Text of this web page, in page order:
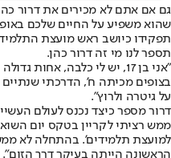
שהוא משפיע על החיים שלכם
תפקידו כיושב ראש מועצת
תספר לנו מי זה דרור כהן.
"אני בן 17, יש לי כלבה,
בצופים מכיתה ח', הדרכתי שנתיים
על גיטרה ולרוץ".
דרור מספר כיצד נכנס לעולם
ממש רציתי לקריין בטקס יום
למועצת תלמידים'. בהתחלה לא
הראשונה הייתה בעיקר דרך הזום".